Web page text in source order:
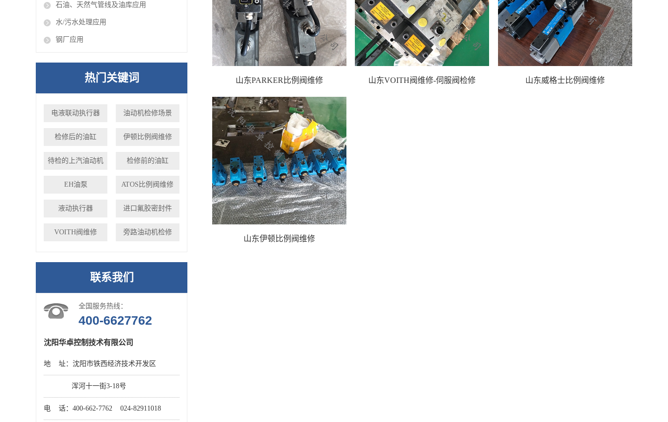
石油、天然气管线及油库应用
水/污水处理应用
钢厂应用
热门关键词
电液联动执行器 油动机检修场景
检修后的油缸 伊顿比例阀维修
待检的上汽油动机 检修前的油缸
EH油泵 ATOS比例阀维修
液动执行器 进口氟胶密封件
VOITH阀维修 旁路油动机检修
联系我们
全国服务热线：
400-6627762
沈阳华卓控制技术有限公司
地 址：沈阳市铁西经济技术开发区
浑河十一街3-18号
电 话：400-662-7762 024-82911018
山东PARKER比例阀维修 山东VOITH阀维修-伺服阀检修 山东威格士比例阀维修
山东伊顿比例阀维修